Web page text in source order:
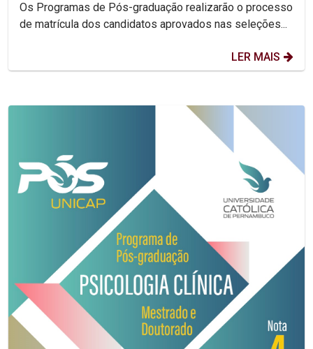
Os Programas de Pós-graduação realizarão o processo
de matrícula dos candidatos aprovados nas seleções...
LER MAIS